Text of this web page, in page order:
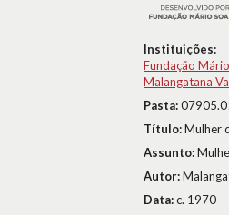
Instituições:
Fundação
Malangatana
Pasta:
Título:Mulher
Assunto:
Autor:
Data:c. 1970